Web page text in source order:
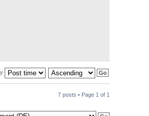
7 posts • Page 1 of 1